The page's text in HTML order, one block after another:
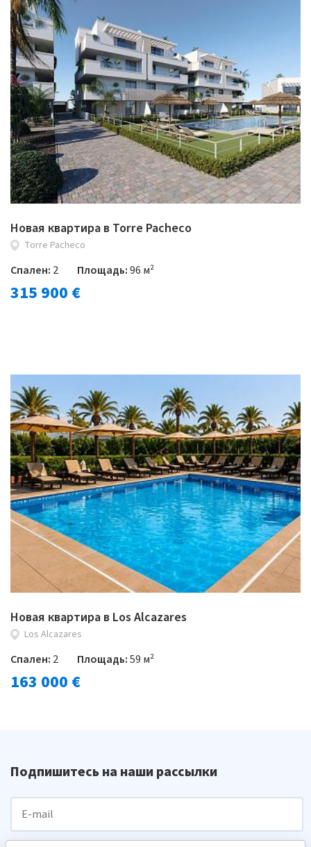
Новая квартира в Torre Pacheco
Torre Pacheco
Спален: 2 Площадь:96 м²
315 900 €
Новая квартира в Los Alcazares
Los Alcazares
Спален: 2 Площадь:59 м²
163 000 €
Подпишитесь на наши рассылки